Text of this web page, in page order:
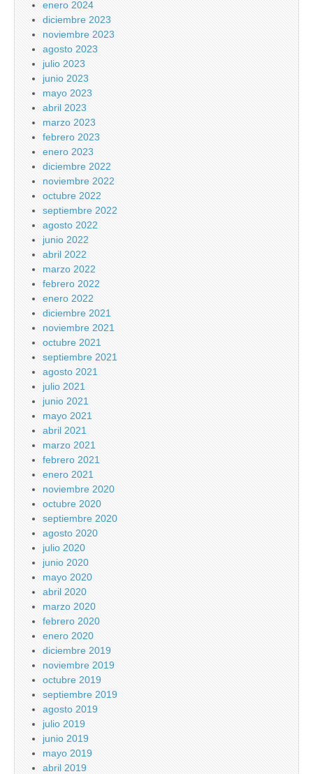
enero 2024
diciembre 2023
noviembre 2023
agosto 2023
julio 2023
junio 2023
mayo 2023
abril 2023
marzo 2023
febrero 2023
enero 2023
diciembre 2022
noviembre 2022
octubre 2022
septiembre 2022
agosto 2022
junio 2022
abril 2022
marzo 2022
febrero 2022
enero 2022
diciembre 2021
noviembre 2021
octubre 2021
septiembre 2021
agosto 2021
julio 2021
junio 2021
mayo 2021
abril 2021
marzo 2021
febrero 2021
enero 2021
noviembre 2020
octubre 2020
septiembre 2020
agosto 2020
julio 2020
junio 2020
mayo 2020
abril 2020
marzo 2020
febrero 2020
enero 2020
diciembre 2019
noviembre 2019
octubre 2019
septiembre 2019
agosto 2019
julio 2019
junio 2019
mayo 2019
abril 2019